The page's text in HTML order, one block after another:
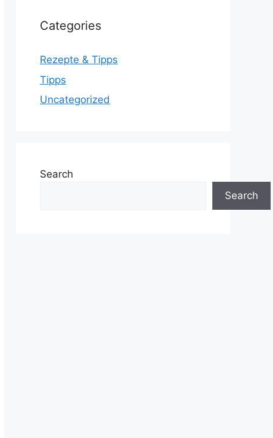
Categories
Rezepte & Tipps
Tipps
Uncategorized
Search
Search